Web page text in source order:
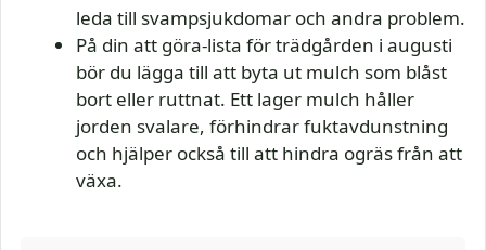
leda till svampsjukdomar och andra problem.
På din att göra-lista för trädgården i augusti
bör du lägga till att byta ut mulch som blåst
bort eller ruttnat. Ett lager mulch håller
jorden svalare, förhindrar fuktavdunstning
och hjälper också till att hindra ogräs från att
växa.